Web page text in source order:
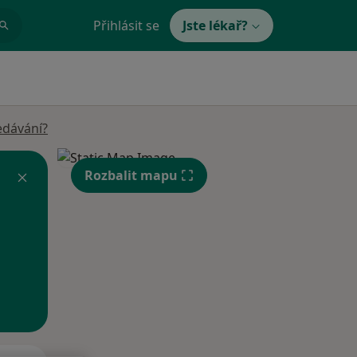
Přihlásit se Jste lékař?
Rozbalit mapu